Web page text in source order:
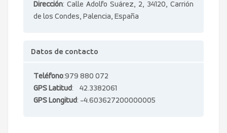
Dirección: Calle Adolfo Suárez, 2, 34120, Carrión
de los Condes, Palencia, España
Datos de contacto
Teléfono:979 880 072
GPS Latitud: 42.3382061
GPS Longitud: -4.603627200000005